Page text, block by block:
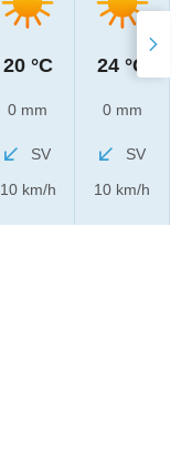
20 °C
0 mm
SV
10 km/h
24 °C
0 mm
SV
10 km/h